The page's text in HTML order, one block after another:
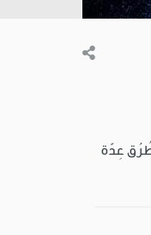
عِدّة